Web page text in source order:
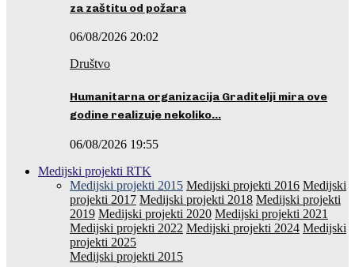
za zaštitu od požara
06/08/2026 20:02
Društvo
Humanitarna organizacija Graditelji mira ove
godine realizuje nekoliko…
06/08/2026 19:55
Medijski projekti RTK
Medijski projekti 2015 Medijski projekti 2016 Medijski
projekti 2017 Medijski projekti 2018 Medijski projekti
2019 Medijski projekti 2020 Medijski projekti 2021
Medijski projekti 2022 Medijski projekti 2024 Medijski
projekti 2025
Medijski projekti 2015